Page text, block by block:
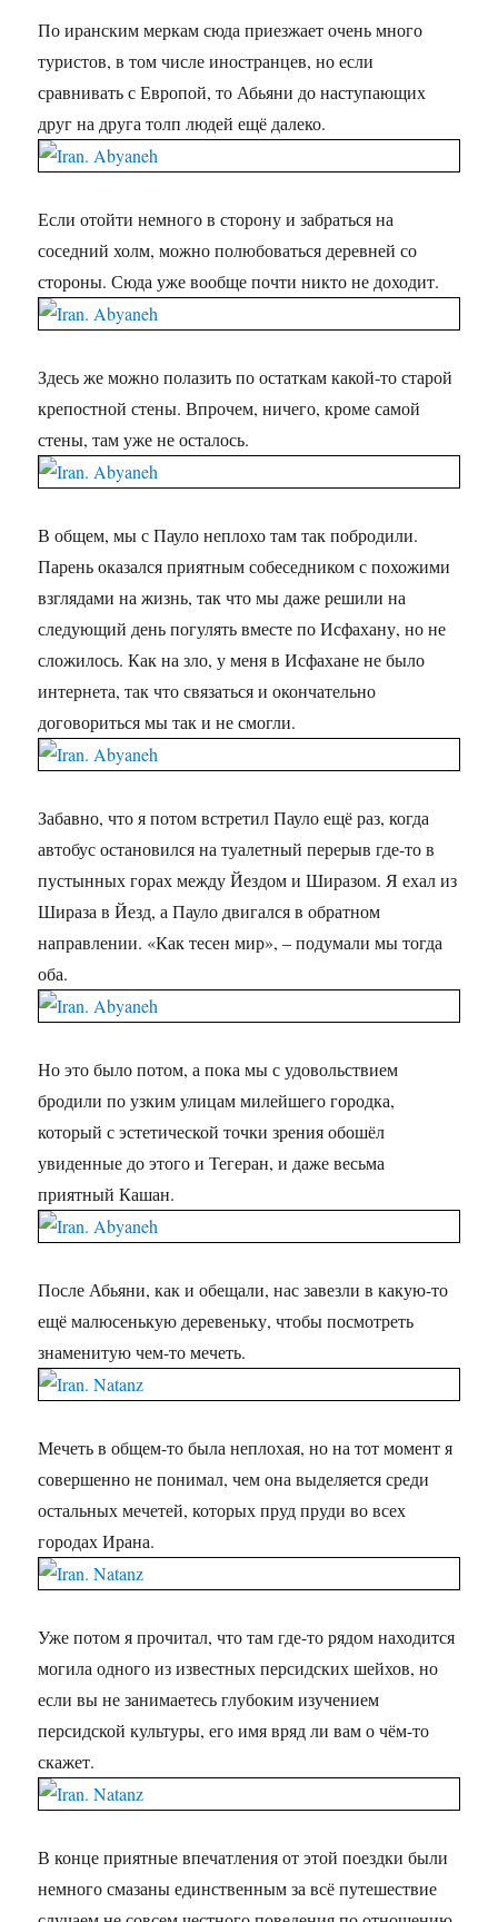
По иранским меркам сюда приезжает очень много
туристов, в том числе иностранцев, но если
сравнивать с Европой, то Абьяни до наступающих
друг на друга толп людей ещё далеко.
Если отойти немного в сторону и забраться на
соседний холм, можно полюбоваться деревней со
стороны. Сюда уже вообще почти никто не доходит.
Здесь же можно полазить по остаткам какой-то старой
крепостной стены. Впрочем, ничего, кроме самой
стены, там уже не осталось.
В общем, мы с Пауло неплохо там так побродили.
Парень оказался приятным собеседником с похожими
взглядами на жизнь, так что мы даже решили на
следующий день погулять вместе по Исфахану, но не
сложилось. Как на зло, у меня в Исфахане не было
интернета, так что связаться и окончательно
договориться мы так и не смогли.
Забавно, что я потом встретил Пауло ещё раз, когда
автобус остановился на туалетный перерыв где-то в
пустынных горах между Йездом и Ширазом. Я ехал из
Шираза в Йезд, а Пауло двигался в обратном
направлении. «Как тесен мир», – подумали мы тогда
оба.
Но это было потом, а пока мы с удовольствием
бродили по узким улицам милейшего городка,
который с эстетической точки зрения обошёл
увиденные до этого и Тегеран, и даже весьма
приятный Кашан.
После Абьяни, как и обещали, нас завезли в какую-то
ещё малюсенькую деревеньку, чтобы посмотреть
знаменитую чем-то мечеть.
Мечеть в общем-то была неплохая, но на тот момент я
совершенно не понимал, чем она выделяется среди
остальных мечетей, которых пруд пруди во всех
городах Ирана.
Уже потом я прочитал, что там где-то рядом находится
могила одного из известных персидских шейхов, но
если вы не занимаетесь глубоким изучением
персидской культуры, его имя вряд ли вам о чём-то
скажет.
В конце приятные впечатления от этой поездки были
немного смазаны единственным за всё путешествие